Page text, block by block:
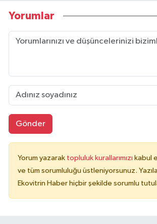
Yorumlar
Gönder
Yorum yazarak topluluk kurallarımızı kabul
ve tüm sorumluluğu üstleniyorsunuz.
Ekovitrin Haber hiçbir şekilde sorumlu